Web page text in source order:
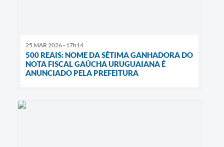
25 MAR 2026 - 17h14
500 REAIS: NOME DA SÉTIMA GANHADORA DO
NOTA FISCAL GAÚCHA URUGUAIANA É
ANUNCIADO PELA PREFEITURA